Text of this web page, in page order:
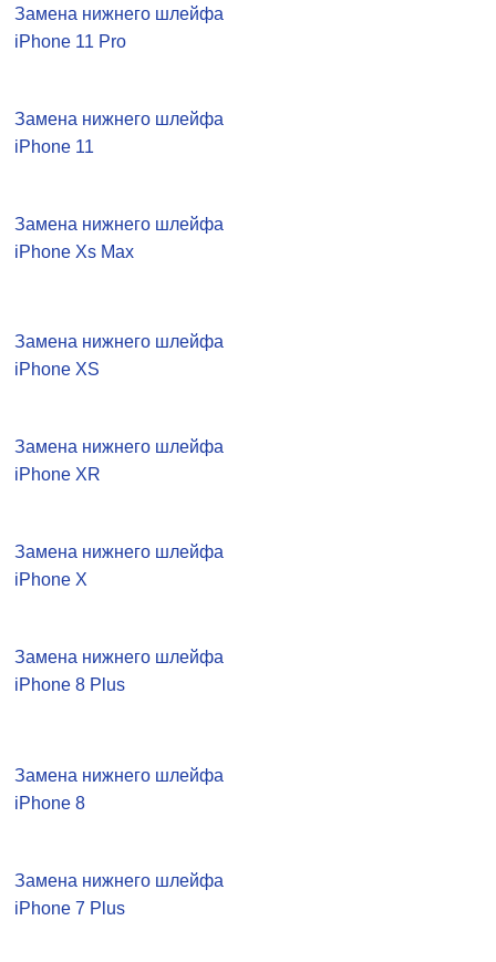
Замена нижнего шлейфа
iPhone 11 Pro
Замена нижнего шлейфа
iPhone 11
Замена нижнего шлейфа
iPhone Xs Max
Замена нижнего шлейфа
iPhone XS
Замена нижнего шлейфа
iPhone XR
Замена нижнего шлейфа
iPhone X
Замена нижнего шлейфа
iPhone 8 Plus
Замена нижнего шлейфа
iPhone 8
Замена нижнего шлейфа
iPhone 7 Plus